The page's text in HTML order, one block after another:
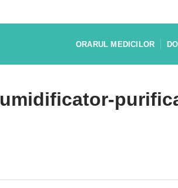
ORARUL MEDICILOR
umidificator-